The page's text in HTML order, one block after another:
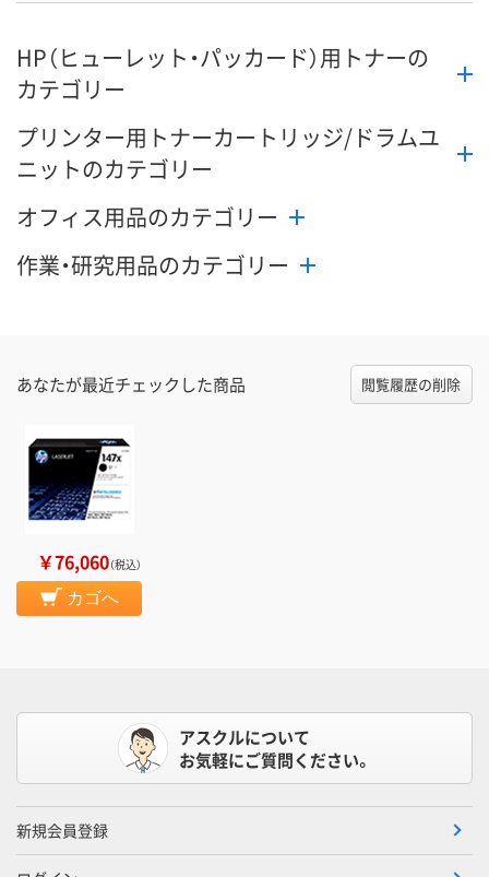
HP（ヒューレット・パッカード）用トナーの
カテゴリー
プリンター用トナーカートリッジ/ドラムユ
ニットのカテゴリー
オフィス用品のカテゴリー
作業・研究用品のカテゴリー
あなたが最近チェックした商品 閲覧履歴の削除
￥76,060（税込）
カゴへ
アスクルについて
お気軽にご質問ください。
新規会員登録